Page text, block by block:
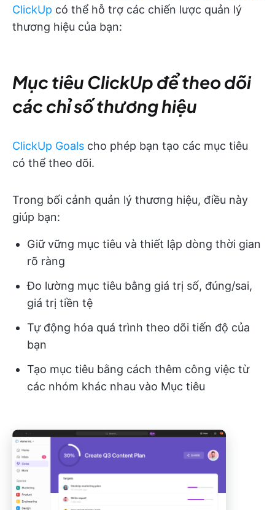
ClickUp có thể hỗ trợ các chiến lược quản lý
thương hiệu của bạn:
Mục tiêu ClickUp để theo dõi
các chỉ số thương hiệu
ClickUp Goals cho phép bạn tạo các mục tiêu
có thể theo dõi.
Trong bối cảnh quản lý thương hiệu, điều này
giúp bạn:
Giữ vững mục tiêu và thiết lập dòng thời gian
rõ ràng
Đo lường mục tiêu bằng giá trị số, đúng/sai,
giá trị tiền tệ
Tự động hóa quá trình theo dõi tiến độ của
bạn
Tạo mục tiêu bằng cách thêm công việc từ
các nhóm khác nhau vào Mục tiêu